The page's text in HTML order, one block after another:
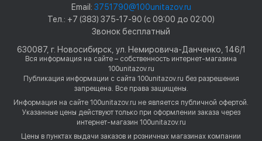
Email: 3751790@100unitazov.ru
Тел.: +7 (383) 375-17-90 (с 09:00 до 02:00)
Звонок бесплатный
630087, г. Новосибирск, ул. Немировича-Данченко, 146/1
Вся информация на сайте – собственность интернет-магазина
100unitazov.ru
Публикация информации с сайта 100unitazov.ru без разрешения
запрещена. Все права защищены.
Информация на сайте 100unitazov.ru не является публичной офертой.
Указанные цены действуют только при оформлении заказа через
интернет-магазин 100unitazov.ru
Цены в пунктах выдачи заказов и розничных магазинах компании